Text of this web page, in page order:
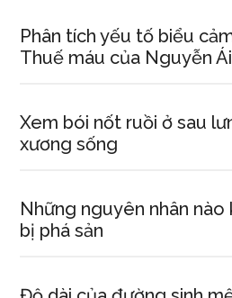
Phân tích yếu tố biểu
Thuế máu của Nguyễn
Xem bói nốt ruồi ở sau
xương sống
Những nguyên nhân nào
bị phá sản